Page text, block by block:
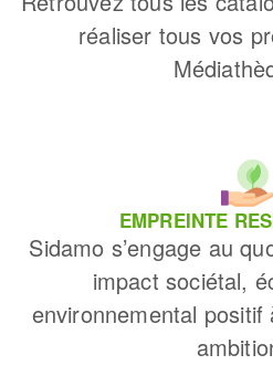
réaliser tous vos
EMPREINTE
Sidamo s’engage au
impact sociétal,
environnemental